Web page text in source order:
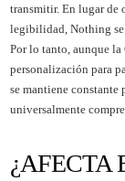
transmitir. En lugar de
legibilidad, Nothing se
Por lo tanto, aunque
personalización para
se mantiene
universalmente
¿AFECTA